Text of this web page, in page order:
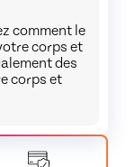
comment le
corps et
des
corps et